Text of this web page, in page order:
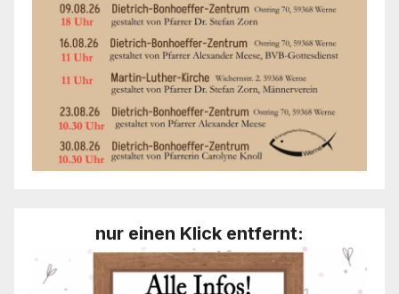
nur einen Klick entfernt: